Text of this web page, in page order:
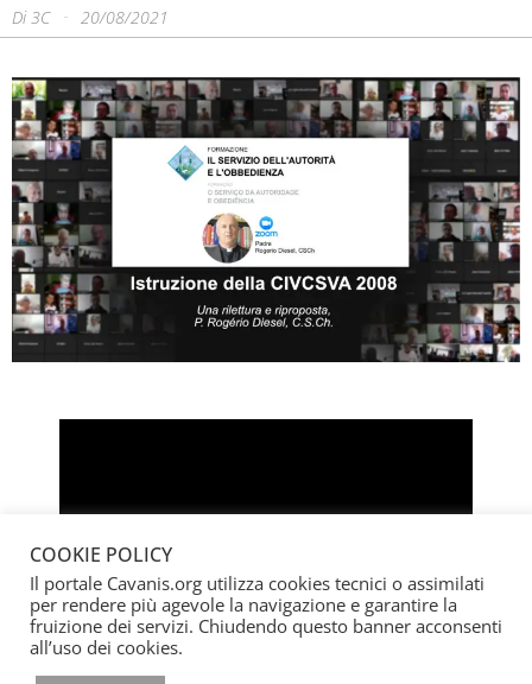
Di 3C 20/08/2021
COOKIE POLICY
Il portale Cavanis.org utilizza cookies tecnici o assimilati
per rendere più agevole la navigazione e garantire la
fruizione dei servizi. Chiudendo questo banner acconsenti
all’uso dei cookies.